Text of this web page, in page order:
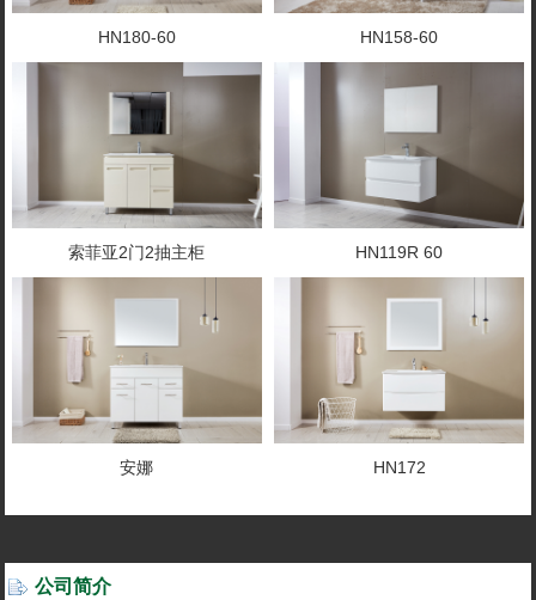
HN180-60 HN158-60
索菲亚2门2抽主柜 HN119R 60
安娜 HN172
公司简介